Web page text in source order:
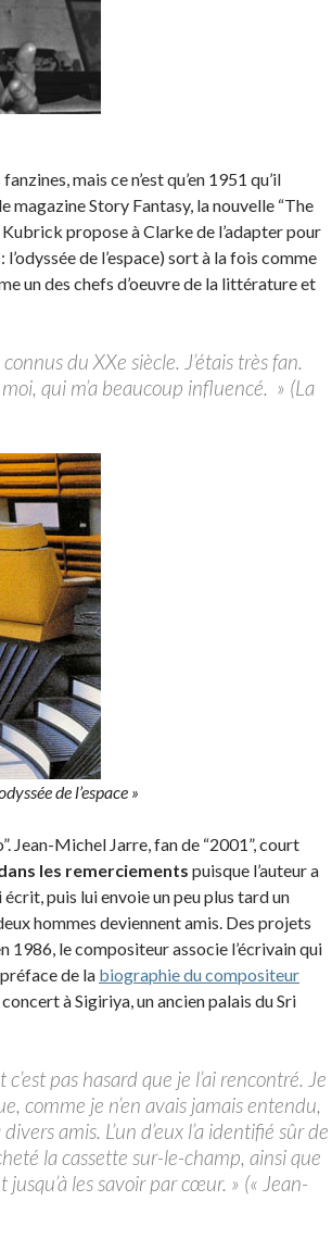
mais ce n’est qu’en 1951 qu’il
magazine Story Fantasy, la nouvelle “The
propose à Clarke de l’adapter pour
l’odyssée de l’espace) sort à la fois comme
un des chefs d’oeuvre de la littérature et
du XXe siècle. J’étais très fan.
qui m’a beaucoup influencé. » (La
de l’espace »
Jean-Michel Jarre, fan de “2001”, court
les remerciements puisque l’auteur a
puis lui envoie un peu plus tard un
hommes deviennent amis. Des projets
1986, le compositeur associe l’écrivain qui
de la biographie du compositeur
à Sigiriya, un ancien palais du Sri
pas hasard que je l’ai rencontré. Je
comme je n’en avais jamais entendu,
amis. L’un d’eux l’a identifié sûr de
la cassette sur-le-champ, ainsi que
les savoir par cœur. » (« Jean-